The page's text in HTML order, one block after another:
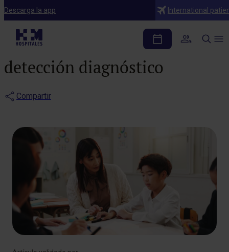
Descarga la app International
Blog
Descubre qué es la
dislexia y cómo es su
detección diagnóstico
Compartir